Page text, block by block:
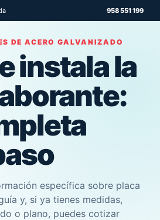
958 551 199
DE ACERO GALVANIZADO
instala la
específica sobre placa
y, si ya tienes medidas,
o plano, puedes cotizar